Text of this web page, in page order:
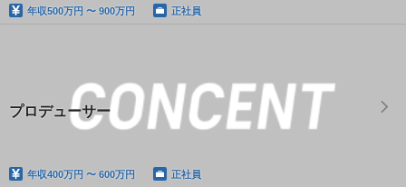
年収500万円 〜 900万円 正社員
プロデューサー
年収400万円 〜 600万円 正社員